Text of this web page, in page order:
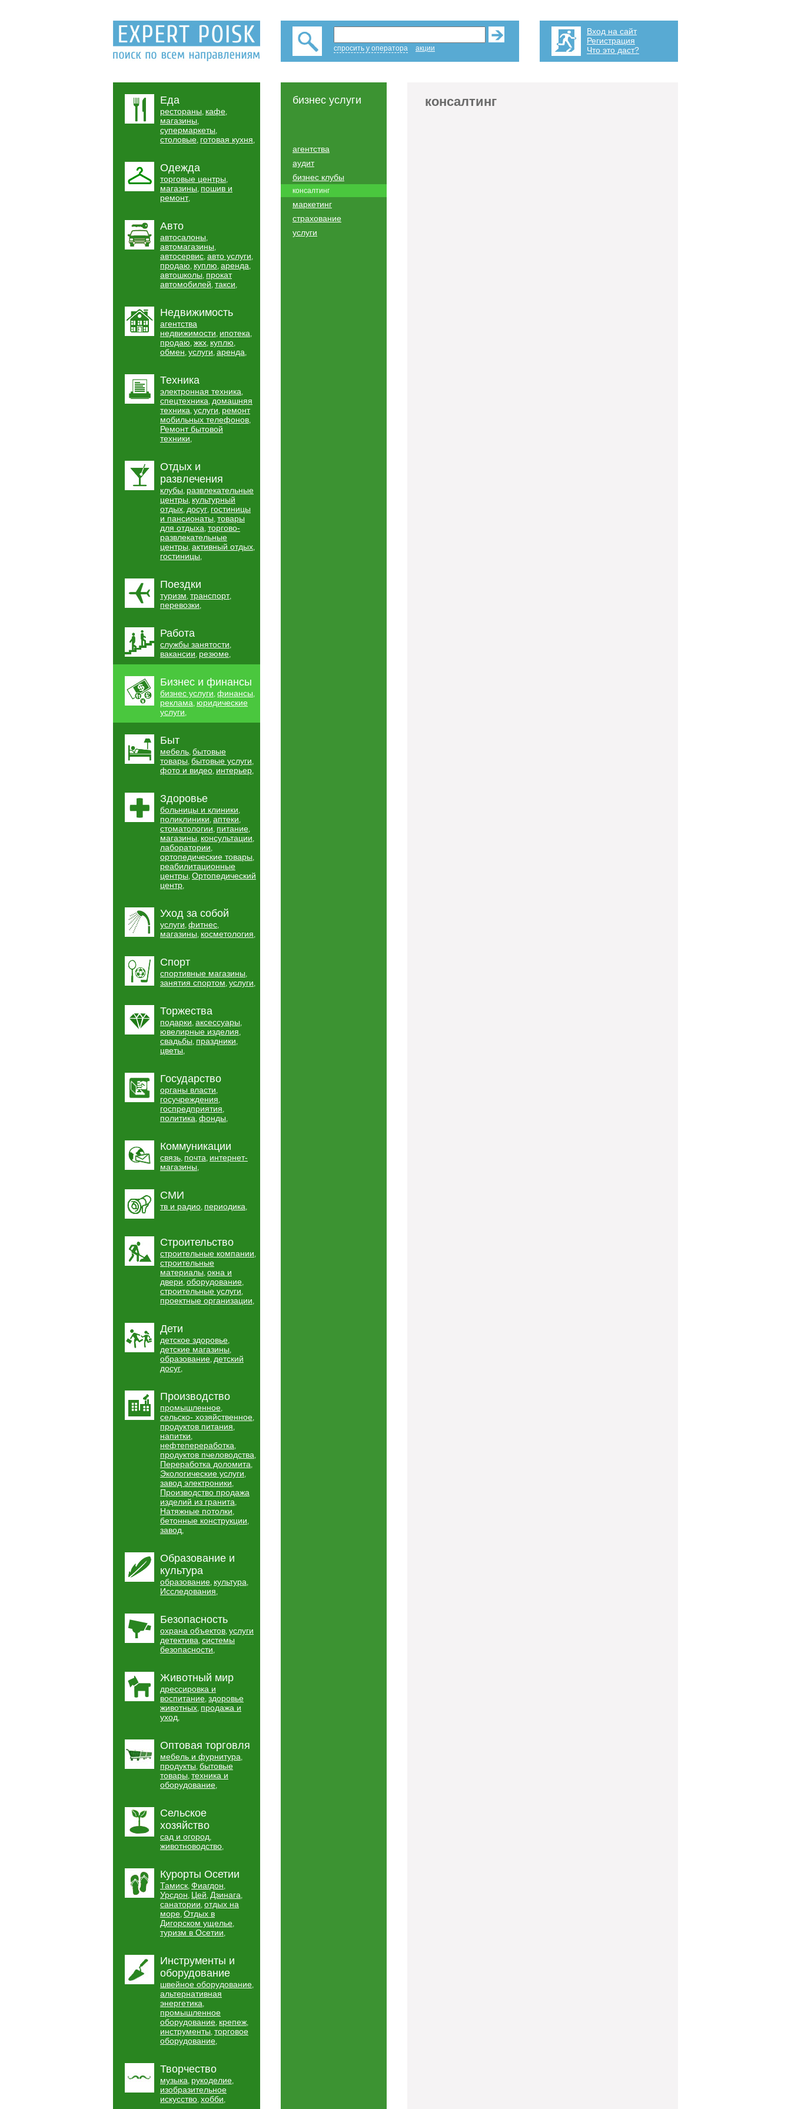
спросить у оператора акции
Вход на сайт
Регистрация
Что это даст?
Еда
рестораны, кафе,
магазины,
супермаркеты,
столовые, готовая кухня,
Одежда
торговые центры,
магазины, пошив и
ремонт,
Авто
автосалоны,
автомагазины,
автосервис, авто услуги,
продаю, куплю, аренда,
автошколы, прокат
автомобилей, такси,
Недвижимость
агентства
недвижимости, ипотека,
продаю, жкх, куплю,
обмен, услуги, аренда,
Техника
электронная техника,
спецтехника, домашняя
техника, услуги, ремонт
мобильных телефонов,
Ремонт бытовой
техники,
Отдых и
развлечения
клубы, развлекательные
центры, культурный
отдых, досуг, гостиницы
и пансионаты, товары
для отдыха, торгово-
развлекательные
центры, активный отдых,
гостиницы,
Поездки
туризм, транспорт,
перевозки,
Работа
службы занятости,
вакансии, резюме,
Бизнес и финансы
бизнес услуги, финансы,
реклама, юридические
услуги,
Быт
мебель, бытовые
товары, бытовые услуги,
фото и видео, интерьер,
Здоровье
больницы и клиники,
поликлиники, аптеки,
стоматологии, питание,
магазины, консультации,
лаборатории,
ортопедические товары,
реабилитационные
центры, Ортопедический
центр,
Уход за собой
услуги, фитнес,
магазины, косметология,
Спорт
спортивные магазины,
занятия спортом, услуги,
Торжества
подарки, аксессуары,
ювелирные изделия,
свадьбы, праздники,
цветы,
Государство
органы власти,
госучреждения,
госпредприятия,
политика, фонды,
Коммуникации
связь, почта, интернет-
магазины,
СМИ
тв и радио, периодика,
Строительство
строительные компании,
строительные
материалы, окна и
двери, оборудование,
строительные услуги,
проектные организации,
Дети
детское здоровье,
детские магазины,
образование, детский
досуг,
Производство
промышленное,
сельско- хозяйственное,
продуктов питания,
напитки,
нефтепереработка,
продуктов пчеловодства,
Переработка доломита,
Экологические услуги,
завод электроники,
Производство продажа
изделий из гранита,
Натяжные потолки,
бетонные конструкции,
завод,
Образование и
культура
образование, культура,
Исследования,
Безопасность
охрана объектов, услуги
детектива, системы
безопасности,
Животный мир
дрессировка и
воспитание, здоровье
животных, продажа и
уход,
Оптовая торговля
мебель и фурнитура,
продукты, бытовые
товары, техника и
оборудование,
Сельское
хозяйство
сад и огород,
животноводство,
Курорты Осетии
Тамиск, Фиагдон,
Урсдон, Цей, Дзинага,
санатории, отдых на
море, Отдых в
Дигорском ущелье,
туризм в Осетии,
Инструменты и
оборудование
швейное оборудование,
альтернативная
энергетика,
промышленное
оборудование, крепеж,
инструменты, торговое
оборудование,
Творчество
музыка, рукоделие,
изобразительное
искусство, хобби,
бизнес услуги
агентства
аудит
бизнес клубы
консалтинг
маркетинг
страхование
услуги
консалтинг